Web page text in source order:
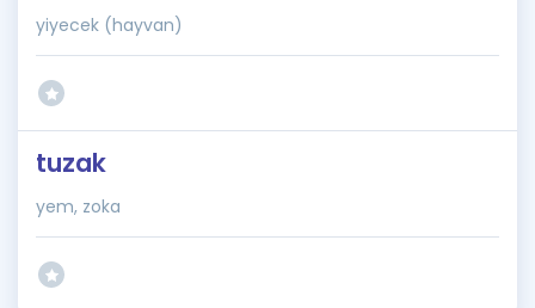
yiyecek (hayvan)
tuzak
yem, zoka